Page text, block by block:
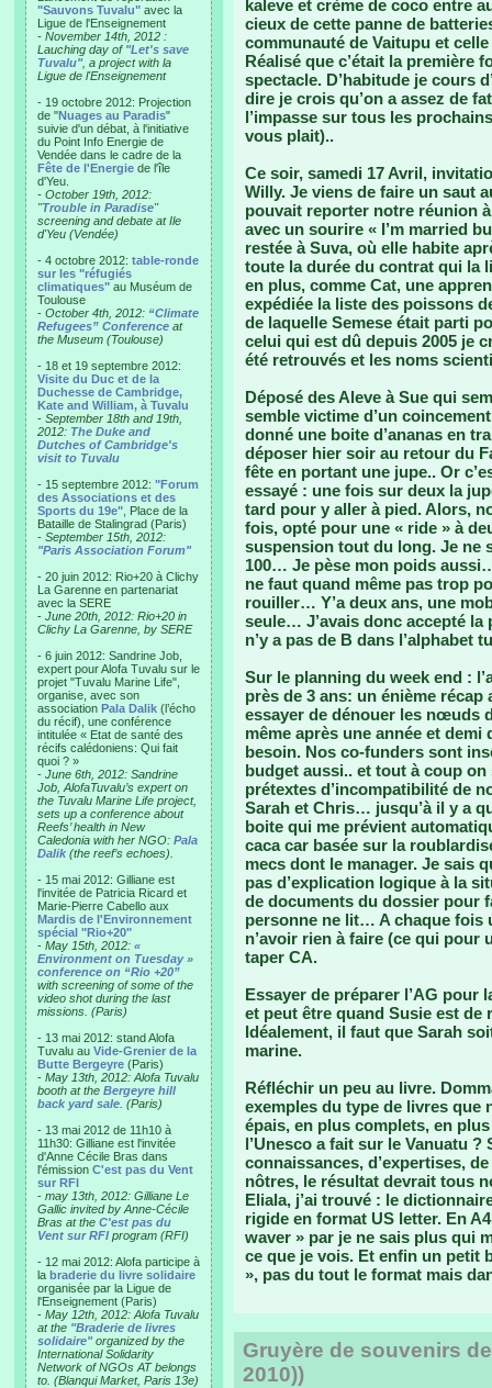
"Sauvons Tuvalu" avec la
Ligue de l'Enseignement
- November 14th, 2012 :
Lauching day of "Let's save
Tuvalu", a project with la
Ligue de l'Enseignement
- 19 octobre 2012: Projection
de "Nuages au Paradis"
suivie d'un débat, à l'initiative
du Point Info Energie de
Vendée dans le cadre de la
Fête de l'Energie de l'île
d'Yeu.
- October 19th, 2012:
"Trouble in Paradise"
screening and debate at Ile
d'Yeu (Vendée)
- 4 octobre 2012: table-ronde
sur les "réfugiés
climatiques" au Muséum de
Toulouse
- October 4th, 2012: “Climate
Refugees” Conference at
the Museum (Toulouse)
- 18 et 19 septembre 2012:
Visite du Duc et de la
Duchesse de Cambridge,
Kate and William, à Tuvalu
- September 18th and 19th,
2012: The Duke and
Dutches of Cambridge's
visit to Tuvalu
- 15 septembre 2012: "Forum
des Associations et des
Sports du 19e" , Place de la
Bataille de Stalingrad (Paris)
- September 15th, 2012:
"Paris Association Forum"
- 20 juin 2012: Rio+20 à Clichy
La Garenne en partenariat
avec la SERE
- June 20th, 2012: Rio+20 in
Clichy La Garenne, by SERE
- 6 juin 2012: Sandrine Job,
expert pour Alofa Tuvalu sur le
projet "Tuvalu Marine Life",
organise, avec son
association Pala Dalik (l’écho
du récif), une conférence
intitulée « Etat de santé des
récifs calédoniens: Qui fait
quoi ? »
- June 6th, 2012: Sandrine
Job, AlofaTuvalu’s expert on
the Tuvalu Marine Life project,
sets up a conference about
Reefs’ health in New
Caledonia with her NGO: Pala
Dalik (the reef’s echoes).
- 15 mai 2012: Gilliane est
l'invitée de Patricia Ricard et
Marie-Pierre Cabello aux
Mardis de l'Environnement
spécial "Rio+20"
- May 15th, 2012: «
Environment on Tuesday »
conference on “Rio +20”
with screening of some of the
video shot during the last
missions. (Paris)
- 13 mai 2012: stand Alofa
Tuvalu au Vide-Grenier de la
Butte Bergeyre (Paris)
- May 13th, 2012: Alofa Tuvalu
booth at the Bergeyre hill
back yard sale . (Paris)
- 13 mai 2012 de 11h10 à
11h30: Gilliane est l'invitée
d'Anne Cécile Bras dans
l'émission C'est pas du Vent
sur RFI
- may 13th, 2012: Gilliane Le
Gallic invited by Anne-Cécile
Bras at the C'est pas du
Vent sur RFI program (RFI)
- 12 mai 2012: Alofa participe à
la braderie du livre solidaire
organisée par la Ligue de
l'Enseignement (Paris)
- May 12th, 2012: Alofa Tuvalu
at the "Braderie de livres
solidaire"organized by the
International Solidarity
Network of NGOs AT belongs
to. (Blanqui Market, Paris 13e)
kaleve et crème de coco entre
cieux de cette panne de
communauté de Vaitupu et
Réalisé que c’était la première
spectacle. D’habitude je cours
dire je crois qu’on a assez de
l’impasse sur tous les
vous plait)..
Ce soir, samedi 17 Avril,
Willy. Je viens de faire un saut
pouvait reporter notre réunion
avec un sourire « I’m married
restée à Suva, où elle habite
toute la durée du contrat qui la
en plus, comme Cat, une
expédiée la liste des poissons
de laquelle Semese était parti
celui qui est dû depuis 2005 je
été retrouvés et les noms
Déposé des Aleve à Sue qui
semble victime d’un
donné une boite d’ananas en
déposer hier soir au retour du
fête en portant une jupe.. Or
essayé : une fois sur deux la
tard pour y aller à pied. Alors,
fois, opté pour une « ride » à
suspension tout du long. Je ne
100… Je pèse mon poids
ne faut quand même pas trop
rouiller… Y’a deux ans, une
seule… J’avais donc accepté
n’y a pas de B dans l’alphabet
Sur le planning du week end :
près de 3 ans: un énième
essayer de dénouer les
même après une année et demi
besoin. Nos co-funders sont
budget aussi.. et tout à coup
prétextes d’incompatibilité de
Sarah et Chris… jusqu’à il y a
boite qui me prévient
caca car basée sur la
mecs dont le manager. Je sais
pas d’explication logique à la
de documents du dossier pour
personne ne lit… A chaque fois
n’avoir rien à faire (ce qui pour
taper CA.
Essayer de préparer l’AG pour
et peut être quand Susie est
Idéalement, il faut que Sarah
marine.
Réfléchir un peu au livre.
exemples du type de livres que
épais, en plus complets, en
l’Unesco a fait sur le Vanuatu
connaissances, d’expertises,
nôtres, le résultat devrait tous
Eliala, j’ai trouvé : le
rigide en format US letter. En
waver » par je ne sais plus qui
ce que je vois. Et enfin un petit
», pas du tout le format mais
Gruyère de souvenirs
2010))